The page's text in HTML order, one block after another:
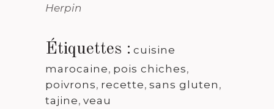
Herpin
Étiquettes : cuisine
marocaine, pois chiches,
poivrons, recette, sans gluten ,
tajine, veau